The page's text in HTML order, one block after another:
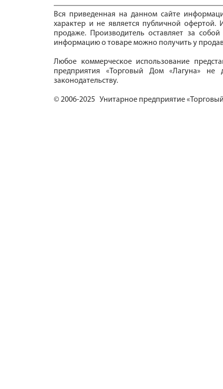
Вся приведенная на данном сайте
характер и не является публичной офертой.
продаже. Производитель оставляет за
информацию о товаре можно получить у
Любое коммерческое использование
предприятия «Торговый Дом «Лагуна» не
законодательству.
© 2006-2025 Унитарное предприятие